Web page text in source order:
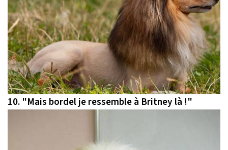
10. "Mais bordel je ressemble à Britney là !"